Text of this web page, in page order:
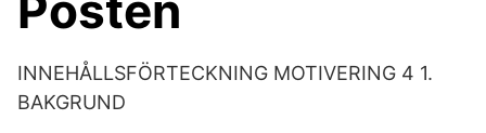
INNEHÅLLSFÖRTECKNING MOTIVERING 4 1.
BAKGRUND